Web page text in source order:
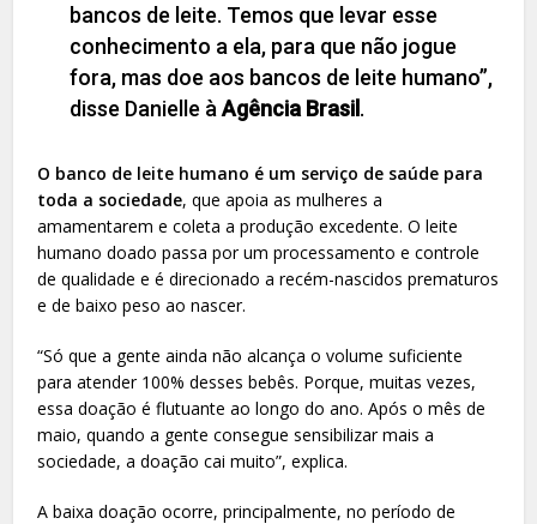
bancos de leite. Temos que levar esse
conhecimento a ela, para que não jogue
fora, mas doe aos bancos de leite humano”,
disse Danielle àAgência Brasil .
O banco de leite humano é um serviço de saúde para
toda a sociedade, que apoia as mulheres a
amamentarem e coleta a produção excedente. O leite
humano doado passa por um processamento e controle
de qualidade e é direcionado a recém-nascidos prematuros
e de baixo peso ao nascer.
“Só que a gente ainda não alcança o volume suficiente
para atender 100% desses bebês. Porque, muitas vezes,
essa doação é flutuante ao longo do ano. Após o mês de
maio, quando a gente consegue sensibilizar mais a
sociedade, a doação cai muito”, explica.
A baixa doação ocorre, principalmente, no período de